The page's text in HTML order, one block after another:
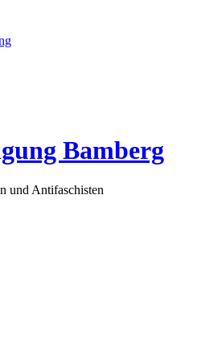
Bamberg
und Antifaschisten